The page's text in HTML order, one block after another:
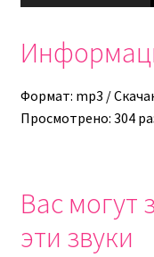
Формат: mp3 /
Просмотрено: 304
Вас могут
эти звуки